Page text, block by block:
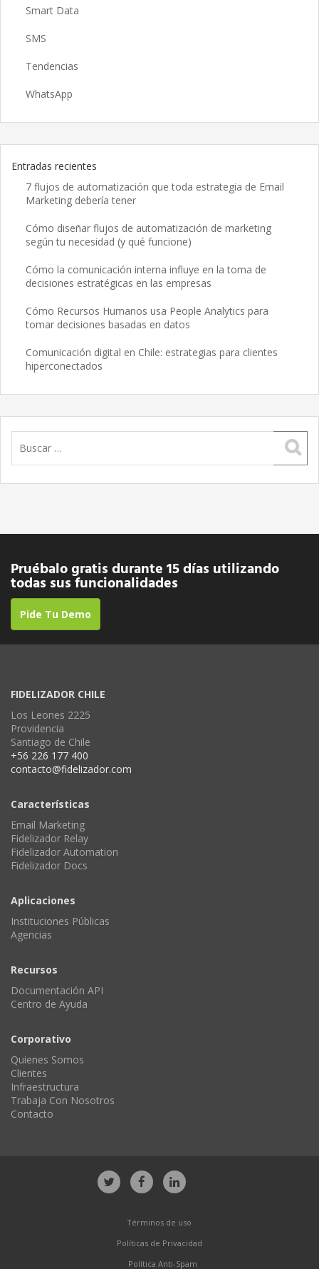
Smart Data
SMS
Tendencias
WhatsApp
Entradas recientes
7 flujos de automatización que toda estrategia de Email
Marketing debería tener
Cómo diseñar flujos de automatización de marketing
según tu necesidad (y qué funcione)
Cómo la comunicación interna influye en la toma de
decisiones estratégicas en las empresas
Cómo Recursos Humanos usa People Analytics para
tomar decisiones basadas en datos
Comunicación digital en Chile: estrategias para clientes
hiperconectados
Pruébalo gratis durante 15 días utilizando
todas sus funcionalidades
Pide Tu Demo
FIDELIZADOR CHILE
Los Leones 2225
Providencia
Santiago de Chile
+56 226 177 400
contacto@fidelizador.com
Características
Email Marketing
Fidelizador Relay
Fidelizador Automation
Fidelizador Docs
Aplicaciones
Instituciones Públicas
Agencias
Recursos
Documentación API
Centro de Ayuda
Corporativo
Quienes Somos
Clientes
Infraestructura
Trabaja Con Nosotros
Contacto
Términos de uso
Políticas de Privacidad
Política Anti-Spam